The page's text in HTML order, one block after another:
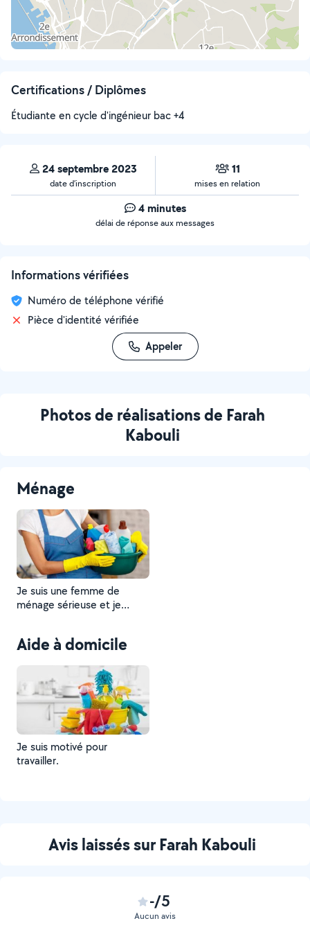
Certifications / Diplômes
Étudiante en cycle d'ingénieur bac +4
24 septembre 2023
date d’inscription
11
mises en relation
4 minutes
délai de réponse aux messages
Informations vérifiées
Numéro de téléphone vérifié
Pièce d'identité vérifiée
Appeler
Photos de réalisations de Farah
Kabouli
Ménage
Je suis une femme de
ménage sérieuse et je
Aide à domicile
Je suis motivé pour
travailler.
Avis laissés sur Farah Kabouli
-/5
Aucun avis